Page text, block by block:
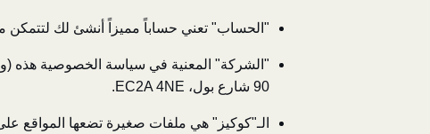
"الحساب" تعني حساباً مميزاً أنشئ لك لتتمكن
90 شارع بول، EC2A 4NE.
الـ"كوكيز" هي ملفات صغيرة تضعها المواقع